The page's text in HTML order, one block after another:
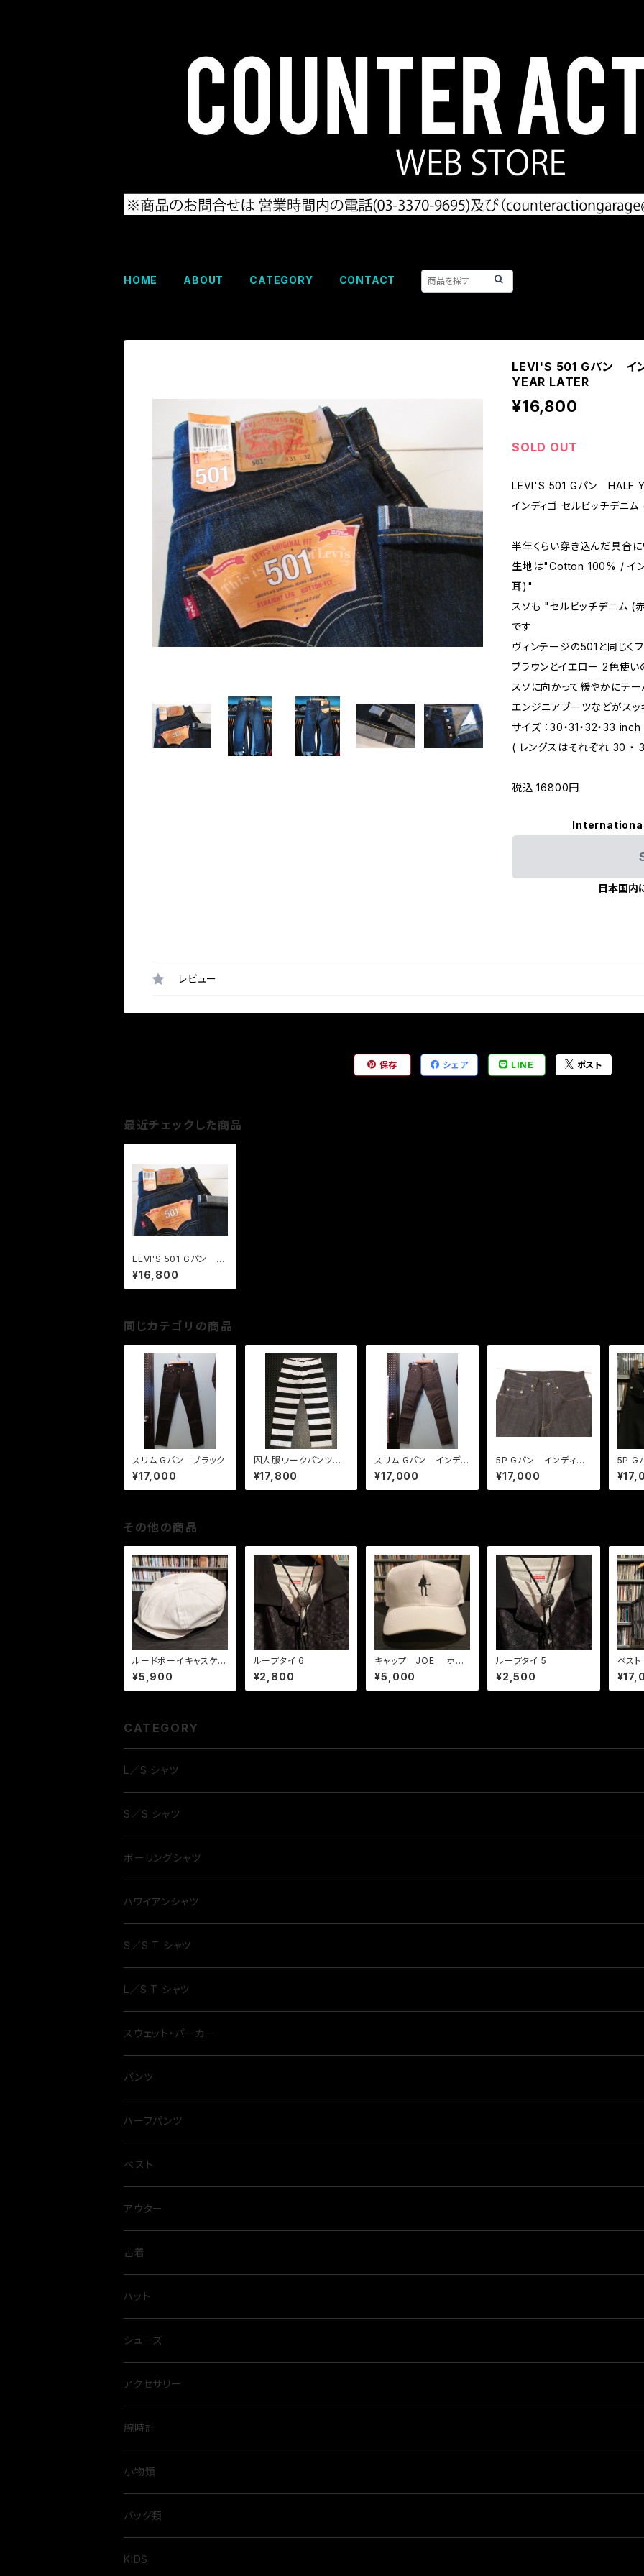
HOME ABOUT CATEGORY CONTACT
LEVI'S 501 Gパン イ
YEAR LATER
¥16,800
SOLD OUT
LEVI'S 501 Gパン HALF
インディゴ セルビッチデニ
半年くらい穿き込んだ具合
生地は"Cotton 100% / イ
耳)"
スソも "セルビッチデニム (
です
ヴィンテージの501と同じく
ブラウンとイエロー 2色使い
スソに向かって緩やかにテ
エンジニアブーツなどがスッ
サイズ ：30・31・32・33 inch
( レングスはそれぞれ 30 ・
税込 16800円
日本国内
レビュー
保存 シェア LINE ポスト
最近チェックした商品
LEVI'S 501 Gパン イ
ンディゴ セルビッチ H
ALF YEAR LATER
¥16,800
同じカテゴリの商品
スリム Gパン ブラック
¥17,000
囚人服ワークパンツ
THE COLTS オフィシ
ャル
¥17,800
スリム Gパン インディ
ゴデニム
¥17,000
5P Gパン インディゴ
デニム
¥17,000
5P G
その他の商品
ルードボーイキャスケッ
ト ホワイト
¥5,900
ループタイ 6
¥2,800
キャップ JOE ホワ
イト / ブラック
¥5,000
ループタイ 5
¥2,500
ベス
ストラ
CATEGORY
L／S シャツ
S／S シャツ
ボーリングシャツ
ハワイアンシャツ
S／S T シャツ
L／S T シャツ
スウェット・パーカー
パンツ
ハーフパンツ
ベスト
アウター
古着
ハット
シューズ
アクセサリー
腕時計
小物類
バッグ類
KIDS